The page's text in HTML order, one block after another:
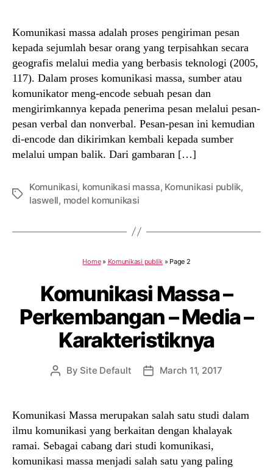
Komunikasi massa adalah proses pengiriman pesan
kepada sejumlah besar orang yang terpisahkan secara
geografis melalui media yang berbasis teknologi (2005,
117). Dalam proses komunikasi massa, sumber atau
komunikator meng-encode sebuah pesan dan
mengirimkannya kepada penerima pesan melalui pesan-
pesan verbal dan nonverbal. Pesan-pesan ini kemudian
di-encode dan dikirimkan kembali kepada sumber
melalui umpan balik. Dari gambaran […]
Tags
Komunikasi, komunikasi massa, Komunikasi publik,
laswell, model komunikasi
Home» Komunikasi publik» Page 2
Komunikasi Massa –
Perkembangan – Media –
Karakteristiknya
Post
By Site Default
PostMarch 11, 2017
Komunikasi Massa merupakan salah satu studi dalam
ilmu komunikasi yang berkaitan dengan khalayak
ramai. Sebagai cabang dari studi komunikasi,
komunikasi massa menjadi salah satu yang paling